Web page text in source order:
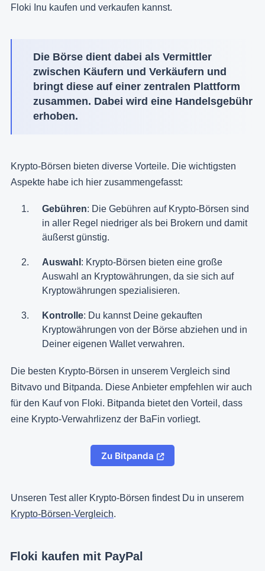
Floki Inu kaufen und verkaufen kannst.
Die Börse dient dabei als Vermittler
zwischen Käufern und Verkäufern und
bringt diese auf einer zentralen Plattform
zusammen. Dabei wird eine Handelsgebühr
erhoben.
Krypto-Börsen bieten diverse Vorteile. Die wichtigsten
Aspekte habe ich hier zusammengefasst:
Gebühren: Die Gebühren auf Krypto-Börsen sind
in aller Regel niedriger als bei Brokern und damit
äußerst günstig.
Auswahl : Krypto-Börsen bieten eine große
Auswahl an Kryptowährungen, da sie sich auf
Kryptowährungen spezialisieren.
Kontrolle: Du kannst Deine gekauften
Kryptowährungen von der Börse abziehen und in
Deiner eigenen Wallet verwahren.
Die besten Krypto-Börsen in unserem Vergleich sind
Bitvavo und Bitpanda. Diese Anbieter empfehlen wir auch
für den Kauf von Floki. Bitpanda bietet den Vorteil, dass
eine Krypto-Verwahrlizenz der BaFin vorliegt.
Zu Bitpanda
Unseren Test aller Krypto-Börsen findest Du in unserem
Krypto-Börsen-Vergleich.
Floki kaufen mit PayPal